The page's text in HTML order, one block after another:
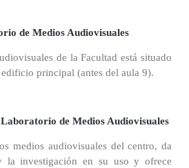
de Medios Audiovisuales
de la Facultad está situado
principal (antes del aula 9).
de Medios Audiovisuales
medios audiovisuales del centro, da
la investigación en su uso y ofrece